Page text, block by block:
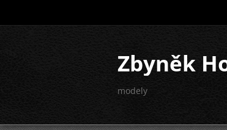
Zbyněk
modely